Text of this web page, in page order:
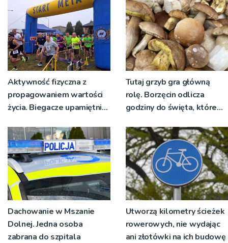
żywo [ZDJĘCIA]
Aktywność fizyczna z
propagowaniem wartości
życia. Biegacze upamiętnili
Tutaj grzyb gra główną
rolę. Borzęcin odlicza
godziny do święta, które
pokoleń
Dachowanie w Mszanie
Dolnej. Jedna osoba
zabrana do szpitala
Utworzą kilometry ścieżek
rowerowych, nie wydając
ani złotówki na ich budowę